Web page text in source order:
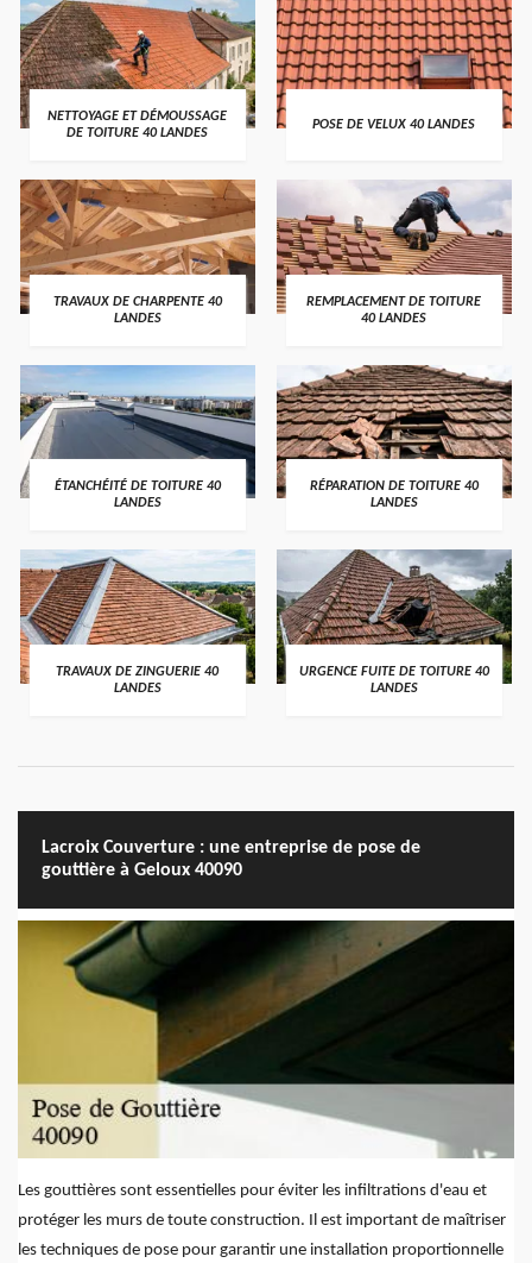
NETTOYAGE ET DÉMOUSSAGE
DE TOITURE 40 LANDES
POSE DE VELUX 40 LANDES
TRAVAUX DE CHARPENTE 40
LANDES
REMPLACEMENT DE TOITURE
40 LANDES
ÉTANCHÉITÉ DE TOITURE 40
LANDES
RÉPARATION DE TOITURE 40
LANDES
TRAVAUX DE ZINGUERIE 40
LANDES
URGENCE FUITE DE TOITURE 40
LANDES
Lacroix Couverture : une entreprise de pose de
gouttière à Geloux 40090
Les gouttières sont essentielles pour éviter les infiltrations d'eau et
protéger les murs de toute construction. Il est important de maîtriser
les techniques de pose pour garantir une installation proportionnelle